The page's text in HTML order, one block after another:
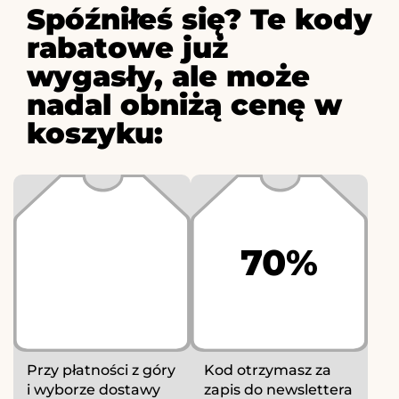
Spóźniłeś się? Te kody
rabatowe już
wygasły, ale może
nadal obniżą cenę w
koszyku:
Przy płatności z góry
i wyborze dostawy
70%
Kod otrzymasz za
zapis do newslettera